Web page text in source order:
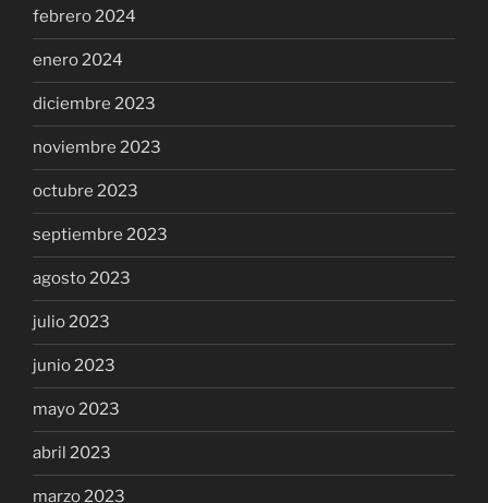
febrero 2024
enero 2024
diciembre 2023
noviembre 2023
octubre 2023
septiembre 2023
agosto 2023
julio 2023
junio 2023
mayo 2023
abril 2023
marzo 2023